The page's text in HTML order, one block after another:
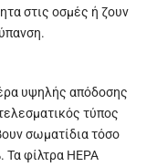
στις οσμές ή ζουν
υψηλής απόδοσης
τύπος
σωματίδια τόσο
Τα φίλτρα HEPA